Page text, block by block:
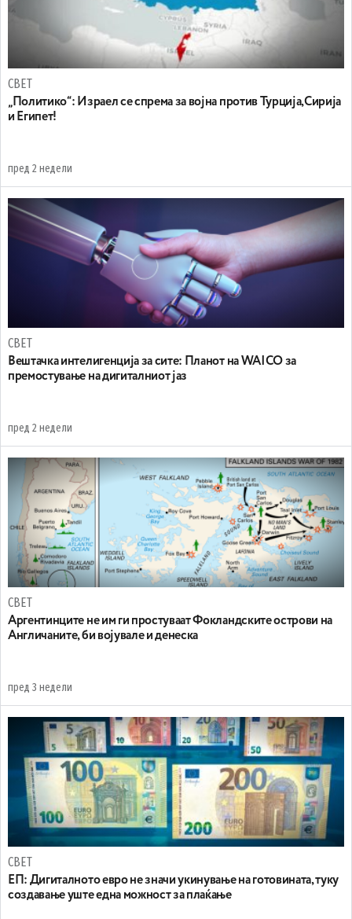
СВЕТ
„Политико“: Израел се спрема за војна против Турција,Сирија
и Египет!
пред 2 недели
СВЕТ
Вештачка интелигенција за сите: Планот на WAICO за
премостување на дигиталниот јаз
пред 2 недели
СВЕТ
Аргентинците не им ги простуваат Фокландските острови на
Англичаните, би војувале и денеска
пред 3 недели
СВЕТ
ЕП: Дигиталното евро не значи укинување на готовината, туку
создавање уште една можност за плаќање